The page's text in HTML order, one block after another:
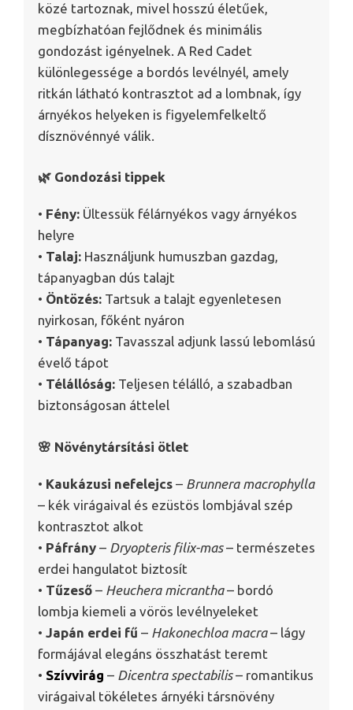
közé tartoznak, mivel hosszú életűek,
megbízhatóan fejlődnek és minimális
gondozást igényelnek. A Red Cadet
különlegessége a bordós levélnyél, amely
ritkán látható kontrasztot ad a lombnak, így
árnyékos helyeken is figyelemfelkeltő
dísznövénnyé válik.
🌿 Gondozási tippek
• Fény: Ültessük félárnyékos vagy árnyékos
helyre
• Talaj: Használjunk humuszban gazdag,
tápanyagban dús talajt
• Öntözés: Tartsuk a talajt egyenletesen
nyirkosan, főként nyáron
• Tápanyag: Tavasszal adjunk lassú lebomlású
évelő tápot
• Télállóság: Teljesen télálló, a szabadban
biztonságosan áttelel
🌸 Növénytársítási ötlet
• Kaukázusi nefelejcs – Brunnera macrophylla
– kék virágaival és ezüstös lombjával szép
kontrasztot alkot
• Páfrány – Dryopteris filix-mas– természetes
erdei hangulatot biztosít
• Tűzeső – Heuchera micrantha– bordó
lombja kiemeli a vörös levélnyeleket
• Japán erdei fű – Hakonechloa macra– lágy
formájával elegáns összhatást teremt
• Szívvirág – Dicentra spectabilis– romantikus
virágaival tökéletes árnyéki társnövény